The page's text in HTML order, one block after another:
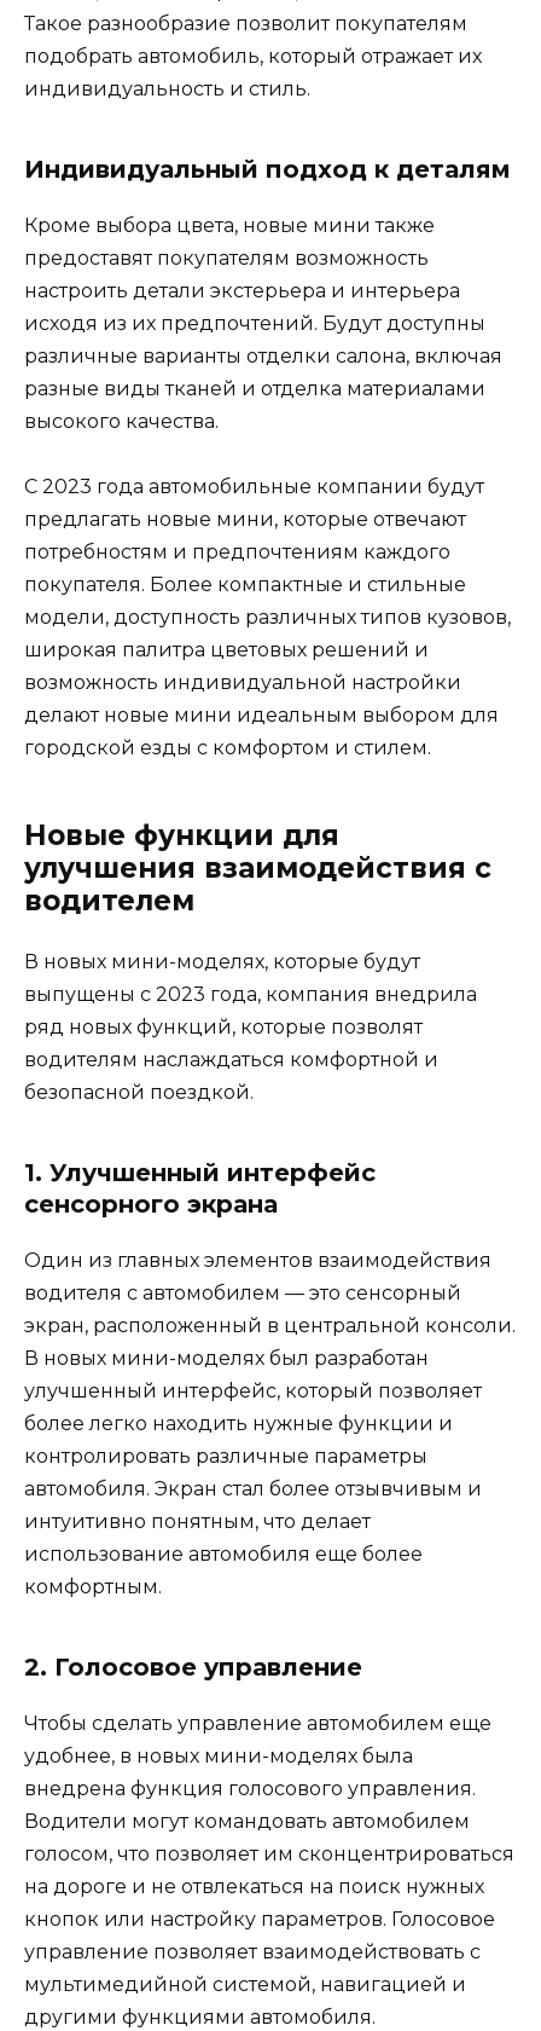
Такое разнообразие позволит покупателям
подобрать автомобиль, который отражает их
индивидуальность и стиль.
Индивидуальный подход к деталям
Кроме выбора цвета, новые мини также
предоставят покупателям возможность
настроить детали экстерьера и интерьера
исходя из их предпочтений. Будут доступны
различные варианты отделки салона, включая
разные виды тканей и отделка материалами
высокого качества.
С 2023 года автомобильные компании будут
предлагать новые мини, которые отвечают
потребностям и предпочтениям каждого
покупателя. Более компактные и стильные
модели, доступность различных типов кузовов,
широкая палитра цветовых решений и
возможность индивидуальной настройки
делают новые мини идеальным выбором для
городской езды с комфортом и стилем.
Новые функции для
улучшения взаимодействия с
водителем
В новых мини-моделях, которые будут
выпущены с 2023 года, компания внедрила
ряд новых функций, которые позволят
водителям наслаждаться комфортной и
безопасной поездкой.
1. Улучшенный интерфейс
сенсорного экрана
Один из главных элементов взаимодействия
водителя с автомобилем — это сенсорный
экран, расположенный в центральной консоли.
В новых мини-моделях был разработан
улучшенный интерфейс, который позволяет
более легко находить нужные функции и
контролировать различные параметры
автомобиля. Экран стал более отзывчивым и
интуитивно понятным, что делает
использование автомобиля еще более
комфортным.
2. Голосовое управление
Чтобы сделать управление автомобилем еще
удобнее, в новых мини-моделях была
внедрена функция голосового управления.
Водители могут командовать автомобилем
голосом, что позволяет им сконцентрироваться
на дороге и не отвлекаться на поиск нужных
кнопок или настройку параметров. Голосовое
управление позволяет взаимодействовать с
мультимедийной системой, навигацией и
другими функциями автомобиля.